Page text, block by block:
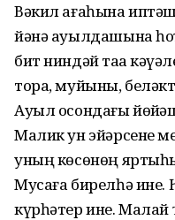
Вәкил ағаһына
йәнә ауылдашына
бит ниндәй таҙа
тора, муйыны,
Ауыл осондағы
Малик ун эйәрсене
уның көсөнөң
Мусаға бирелһә ине.
күрһәтер ине.